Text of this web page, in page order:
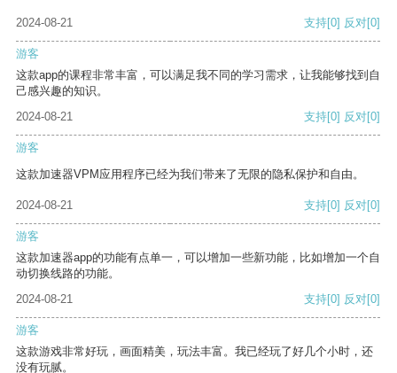
2024-08-21 支持[0] 反对[0]
游客
这款app的课程非常丰富，可以满足我不同的学习需求，让我能够找到自
己感兴趣的知识。
2024-08-21
支持[0] 反对[0]
游客
这款加速器VPM应用程序已经为我们带来了无限的隐私保护和自由。
2024-08-21 支持[0] 反对[0]
游客
这款加速器app的功能有点单一，可以增加一些新功能，比如增加一个自
动切换线路的功能。
2024-08-21
支持[0] 反对[0]
游客
这款游戏非常好玩，画面精美，玩法丰富。我已经玩了好几个小时，还
没有玩腻。